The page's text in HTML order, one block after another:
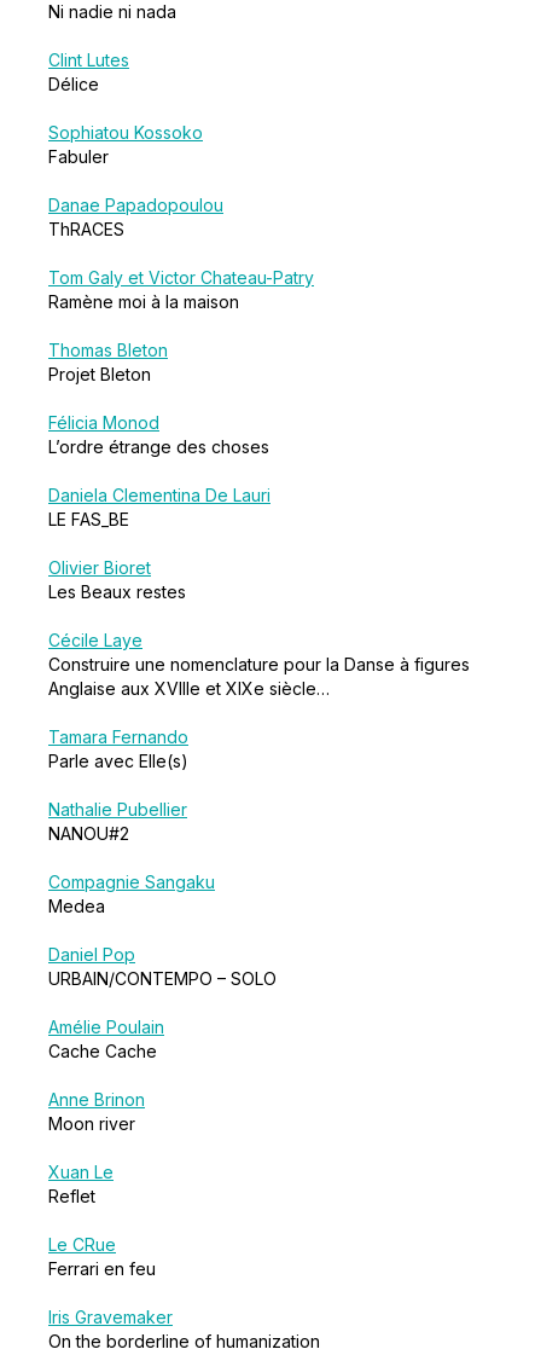
Ni nadie ni nada
Clint Lutes
Délice
Sophiatou Kossoko
Fabuler
Danae Papadopoulou
ThRACES
Tom Galy et Victor Chateau-Patry
Ramène moi à la maison
Thomas Bleton
Projet Bleton
Félicia Monod
L’ordre étrange des choses
Daniela Clementina De Lauri
LE FAS_BE
Olivier Bioret
Les Beaux restes
Cécile Laye
Construire une nomenclature pour la Danse à figures
Anglaise aux XVIIIe et XIXe siècle…
Tamara Fernando
Parle avec Elle(s)
Nathalie Pubellier
NANOU#2
Compagnie Sangaku
Medea
Daniel Pop
URBAIN/CONTEMPO – SOLO
Amélie Poulain
Cache Cache
Anne Brinon
Moon river
Xuan Le
Reflet
Le CRue
Ferrari en feu
Iris Gravemaker
On the borderline of humanization